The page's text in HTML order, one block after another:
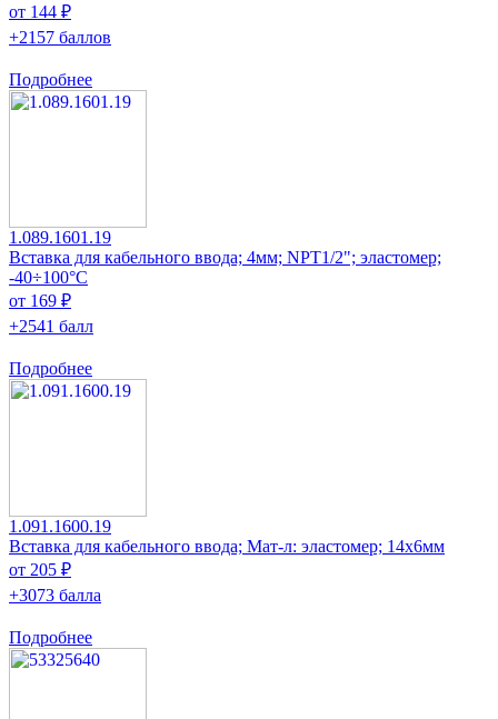
от 144 ₽
+2157 баллов
Подробнее
1.089.1601.19
Вставка для кабельного ввода; 4мм; NPT1/2"; эластомер;
-40÷100°C
от 169 ₽
+2541 балл
Подробнее
1.091.1600.19
Вставка для кабельного ввода; Мат-л: эластомер; 14x6мм
от 205 ₽
+3073 балла
Подробнее